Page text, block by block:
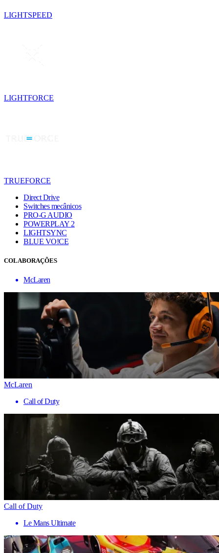
LIGHTSPEED
LIGHTFORCE
TRUEFORCE
Direct Drive
Switches mecânicos
PRO-G AUDIO
POWERPLAY 2
LIGHTSYNC
BLUE VO!CE
COLABORAÇÕES
McLaren
McLaren
Call of Duty
Call of Duty
Le Mans Ultimate